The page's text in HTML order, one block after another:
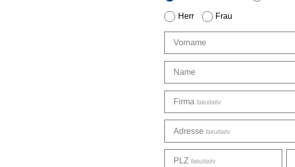
Herr Frau
Vorname
Name
Firma fakultativ
Adresse fakultativ
PLZ fakultativ